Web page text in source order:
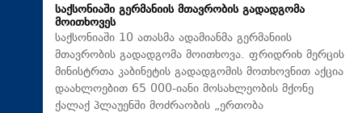
საქსონიაში გერმანიის მთავრობის გადადგომა
მოითხოვეს
საქსონიაში 10 ათასმა ადამიანმა გერმანიის
მთავრობის გადადგომა მოითხოვა. ფრიდრიხ მერცის
მინისტრთა კაბინეტის გადადგომის მოთხოვნით აქცია
დაახლოებით 65 000-იანი მოსახლეობის მქონე
ქალაქ პლაუენში მოძრაობის „ერთობა